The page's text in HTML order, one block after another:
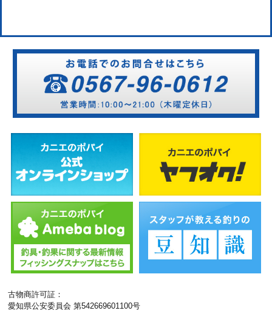
古物商許可証：
愛知県公安委員会 第542669601100号